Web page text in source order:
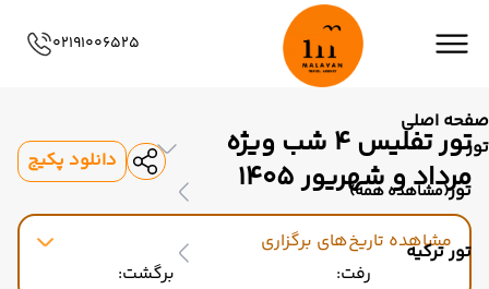
صفحه اصلی
تور
تور(مشاهده همه)
تور ترکیه
02191006525
تور تفلیس 4 شب ویژه
مرداد و شهریور 1405
دانلود پکیج
مشاهده تاریخ‌های برگزاری
رفت:
برگشت: